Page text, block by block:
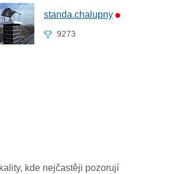
standa.chalupny
9273
kde nejčastěji pozorují